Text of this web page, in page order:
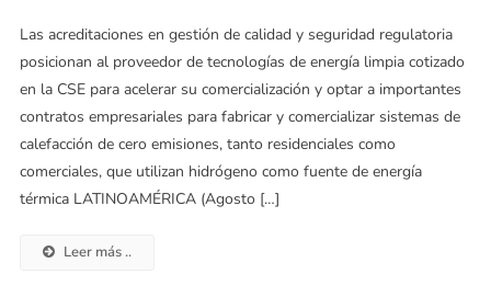
Las acreditaciones en gestión de calidad y seguridad regulatoria
posicionan al proveedor de tecnologías de energía limpia cotizado
en la CSE para acelerar su comercialización y optar a importantes
contratos empresariales para fabricar y comercializar sistemas de
calefacción de cero emisiones, tanto residenciales como
comerciales, que utilizan hidrógeno como fuente de energía
térmica LATINOAMÉRICA (Agosto […]
Leer más ..